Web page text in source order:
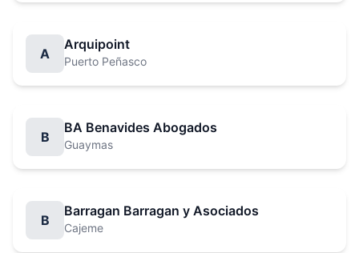
A
Arquipoint
Puerto Peñasco
B
BA Benavides Abogados
Guaymas
B
Barragan Barragan y Asociados
Cajeme